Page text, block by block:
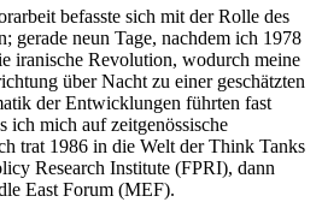
befasste sich mit der Rolle des
gerade neun Tage, nachdem ich 1978
iranische Revolution, wodurch meine
über Nacht zu einer geschätzten
der Entwicklungen führten fast
ich mich auf zeitgenössische
trat 1986 in die Welt der Think Tanks
Research Institute (FPRI), dann
East Forum (MEF).